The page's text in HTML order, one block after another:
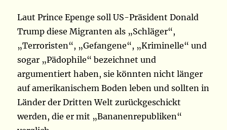
Laut Prince Epenge soll US-Präsident Donald
Trump diese Migranten als „Schläger“,
„Terroristen“, „Gefangene“, „Kriminelle“ und
sogar „Pädophile“ bezeichnet und
argumentiert haben, sie könnten nicht länger
auf amerikanischem Boden leben und sollten in
Länder der Dritten Welt zurückgeschickt
werden, die er mit „Bananenrepubliken“